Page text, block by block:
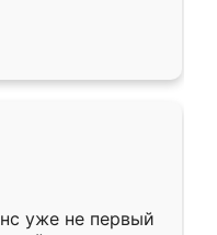
подошёл к
Собрали
даже
уже не первый